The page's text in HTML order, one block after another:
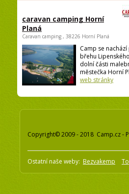
caravan camping Horní
Planá
Caravan camping , 38226 Horní Planá
Camp se
břehu
dolní části
městečka Horní
web stránky
Copyright© 2009 - 2018 Camp.cz -
Ostatní naše weby: Bezvakemp